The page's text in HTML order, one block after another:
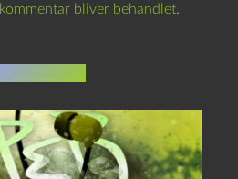
bliver behandlet.